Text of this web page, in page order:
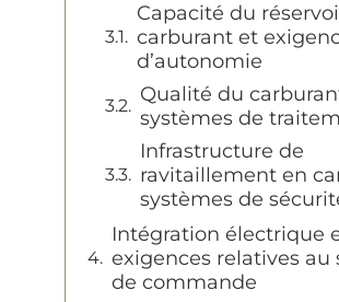
Capacité du
carburant et
d’autonomie
Qualité du
systèmes de
Infrastructure de
ravitaillement en
systèmes de
Intégration électrique
exigences relatives au
de commande